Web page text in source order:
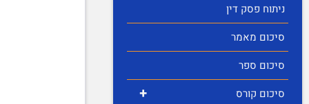
ניתוח פסק דין
סיכום מאמר
סיכום ספר
+
סיכום קורס